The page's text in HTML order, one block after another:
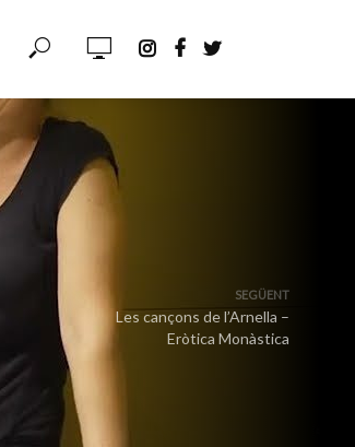
SEGÜENT
Les cançons de l’Arnella –
Eròtica Monàstica